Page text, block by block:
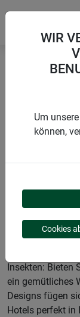
Insekten: Bieten
ein gemütliches
Designs fügen
Hotels perfekt in
WIR
Um
können,
Cookies